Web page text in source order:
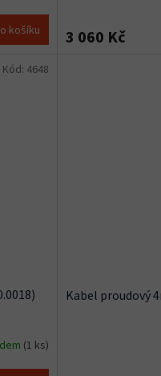
košíku 3 060 Kč
(1 ks)
Kód: 4648
Kabel proudový